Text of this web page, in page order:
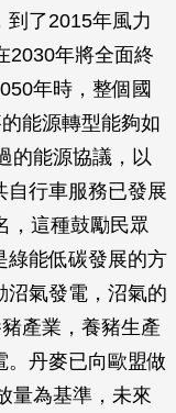
到了2015年風力
2030年將全面終
年時，整個國
能源轉型能夠如
的能源協議，以
自行車服務已發展
，這種鼓勵民眾
綠能低碳發展的方
沼氣發電，沼氣的
產業，養豬生產
。丹麥已向歐盟做
量為基準，未來